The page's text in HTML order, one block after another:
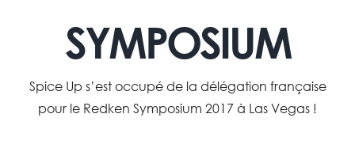
SYMPOSIUM
Spice Up s’est occupé de la délégation française
pour le Redken Symposium 2017 à Las Vegas !